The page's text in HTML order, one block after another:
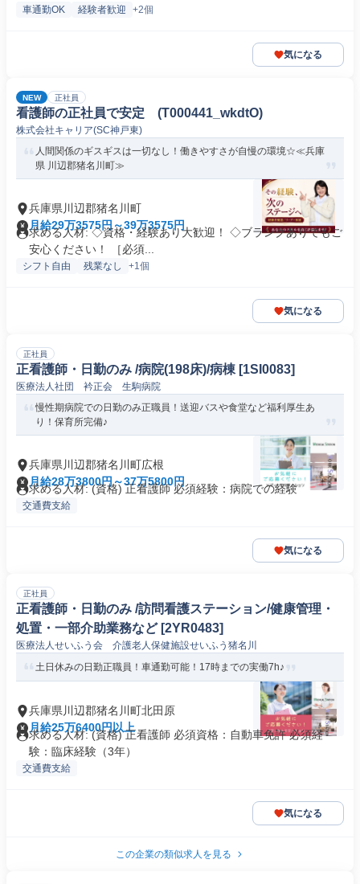
車通勤OK 経験者歓迎 +2個
気になる
NEW 正社員
看護師の正社員で安定 (T000441_wkdtO)
株式会社キャリア(SC神戸東)
人間関係のギスギスは一切なし！働きやすさが自慢の環境☆≪兵庫
県 川辺郡猪名川町≫
兵庫県川辺郡猪名川町
月給29万3575円～39万3575円
求める人材: ◇資格・経験あり大歓迎！ ◇ブランクありでもご
安心ください！ ［必須...
シフト自由 残業なし +1個
気になる
正社員
正看護師・日勤のみ /病院(198床)/病棟 [1SI0083]
医療法人社団 衿正会 生駒病院
慢性期病院での日勤のみ正職員！送迎バスや食堂など福利厚生あ
り！保育所完備♪
兵庫県川辺郡猪名川町広根
月給28万3800円～37万5800円
求める人材: (資格) 正看護師 必須経験：病院での経験
交通費支給
気になる
正社員
正看護師・日勤のみ /訪問看護ステーション/健康管理・
処置・一部介助業務など [2YR0483]
医療法人せいふう会 介護老人保健施設せいふう猪名川
土日休みの日勤正職員！車通勤可能！17時までの実働7h♪
兵庫県川辺郡猪名川町北田原
月給25万6400円以上
求める人材: (資格) 正看護師 必須資格：自動車免許 必須経
験：臨床経験（3年）
交通費支給
気になる
この企業の類似求人を見る